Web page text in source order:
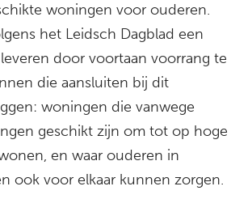
woningen voor ouderen.
het Leidsch Dagblad een
door voortaan voorrang te
die aansluiten bij dit
woningen die vanwege
geschikt zijn om tot op hoge
en waar ouderen in
ook voor elkaar kunnen zorgen.